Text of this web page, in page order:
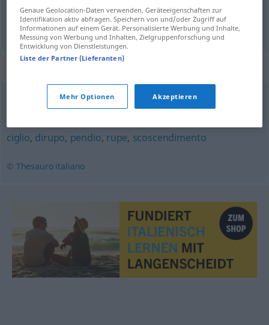
Rüschef balza in sartoria
Synonyme für "balza"
frangia,frappa,guarnizione,orlo
ciglio, dirupo, pendio, rupe, scoscendimento
© Thesauro italiano
Genaue Geolocation-Daten verwenden. Geräteeigenschaften zur
Identifikation aktiv abfragen. Speichern von und/oder Zugriff auf
Informationen auf einem Gerät. Personalisierte Werbung und Inhalte,
Messung von Werbung und Inhalten, Zielgruppenforschung und
Entwicklung von Dienstleistungen.
Liste der Partner (Lieferanten)
Mehr Optionen Akzeptieren